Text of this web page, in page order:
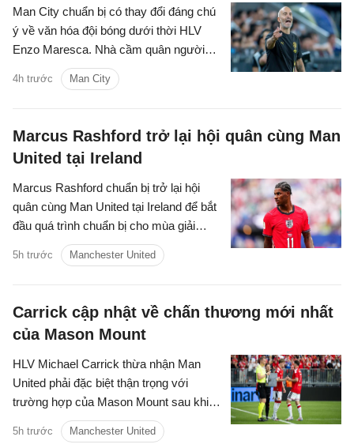
Man City chuẩn bị có thay đổi đáng chú
ý về văn hóa đội bóng dưới thời HLV
Enzo Maresca. Nhà cầm quân người
Italia được cho là sẽ thay đổi quy trình
lựa chọn đội trưởng từng được Pep
4h trước Man City
Marcus Rashford trở lại hội quân cùng Man
United tại Ireland
Marcus Rashford chuẩn bị trở lại hội
quân cùng Man United tại Ireland để bắt
đầu quá trình chuẩn bị cho mùa giải
mới. Thông tin này được HLV trưởng
Michael Carrick xác nhận.
5h trước Manchester United
Carrick cập nhật về chấn thương mới nhất
của Mason Mount
HLV Michael Carrick thừa nhận Man
United phải đặc biệt thận trọng với
trường hợp của Mason Mount sau khi
tiền vệ người Anh khiến đội bóng lo lắng
vì vấn đề thể trạng trong trận hòa 1-1
5h trước Manchester United